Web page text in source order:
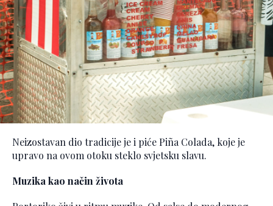
Neizostavan dio tradicije je i piće Piña Colada, koje je
upravo na ovom otoku steklo svjetsku slavu.
Muzika kao način života